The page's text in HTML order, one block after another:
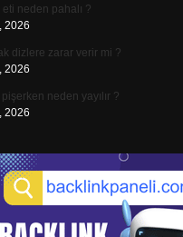
eti neden pahalı ?
2026
dizlere zarar verir mi ?
2026
neden yayılır ?
2026